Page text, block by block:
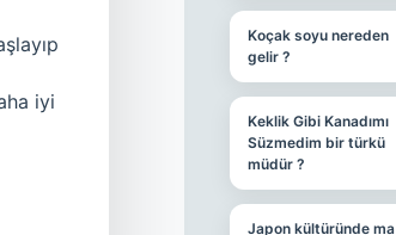
iyi
Koçak soyu nereden
gelir ?
Keklik Gibi Kanadımı
Süzmedim bir türkü
müdür ?
Japon kültüründe ma